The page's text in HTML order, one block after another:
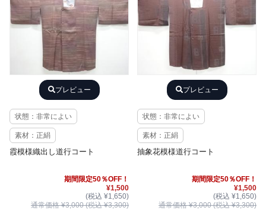
プレビュー
状態：非常によい
素材：正絹
霞模様織出し道行コート
期間限定50％OFF！
¥1,500
(税込 ¥1,650)
通常価格 ¥3,000 (税込 ¥3,300)
プレビュー
状態：非常によい
素材：正絹
抽象花模様道行コート
期間限定50％OFF！
¥1,500
(税込 ¥1,650)
通常価格 ¥3,000 (税込 ¥3,300)